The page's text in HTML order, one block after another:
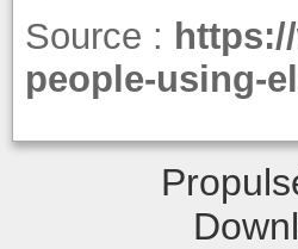
Source :
people-using-